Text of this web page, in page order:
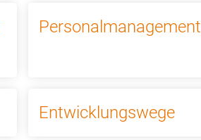
Personalmanagement
Entwicklungswege